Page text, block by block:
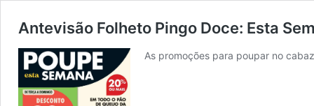
Antevisão Folheto Pingo Doce: Esta
As promoções para poupar no